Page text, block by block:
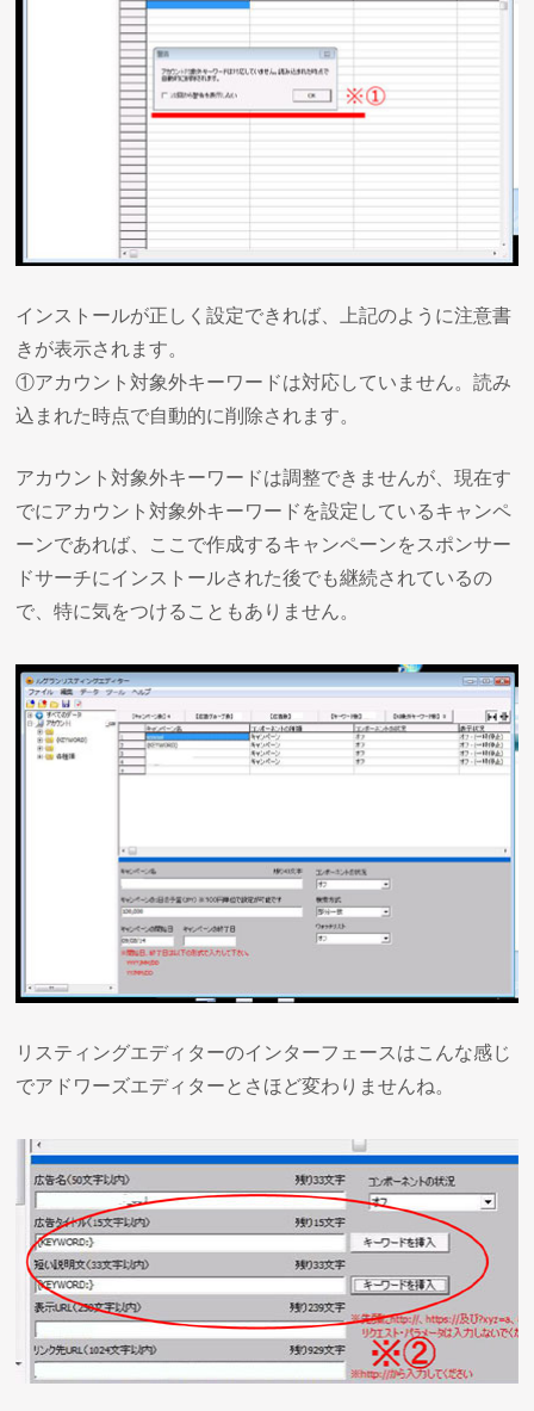
インストールが正しく設定できれば、上記のように注意書
きが表示されます。
①アカウント対象外キーワードは対応していません。読み
込まれた時点で自動的に削除されます。
アカウント対象外キーワードは調整できませんが、現在す
でにアカウント対象外キーワードを設定しているキャンペ
ーンであれば、ここで作成するキャンペーンをスポンサー
ドサーチにインストールされた後でも継続されているの
で、特に気をつけることもありません。
リスティングエディターのインターフェースはこんな感じ
でアドワーズエディターとさほど変わりませんね。